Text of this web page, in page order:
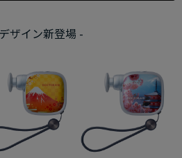
ザイン新登場 -